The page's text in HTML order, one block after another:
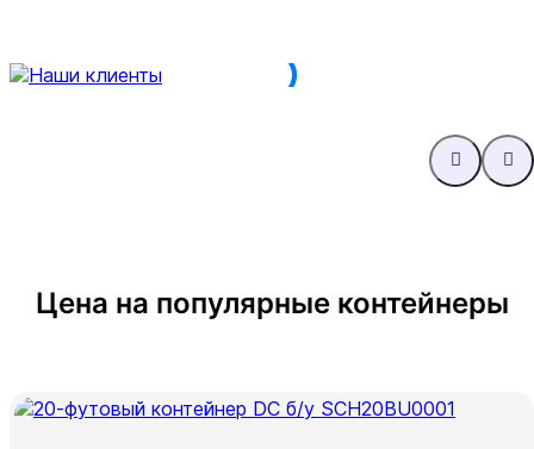
Цена на популярные контейнеры